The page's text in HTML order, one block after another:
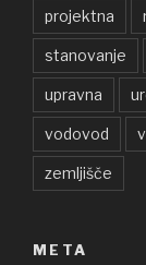
projektna
stanovanje
upravna
vodovod
zemljišče
META